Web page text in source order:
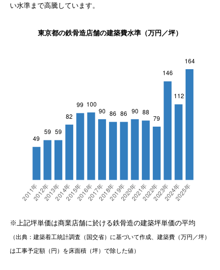
い水準まで高騰しています。
東京都の鉄骨造店舗の建築費水準（万円／坪）
※上記坪単価は商業店舗に於ける鉄骨造の建築坪単価の平均
（出典：建築着工統計調査（国交省）に基づいて作成、 建築費（万円／坪）
は工事予定額（円）を床面積（坪）で除した値）